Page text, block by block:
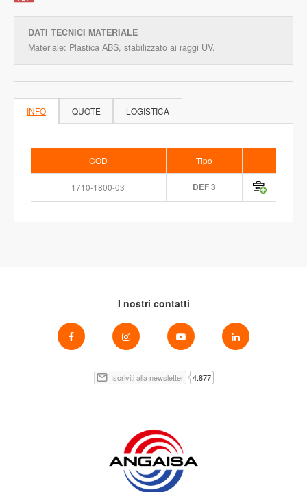
DATI TECNICI MATERIALE
Materiale: Plastica ABS, stabilizzato ai raggi UV.
INFO QUOTE LOGISTICA
COD Tipo
1710-1800-03 DEF 3
I nostri contatti